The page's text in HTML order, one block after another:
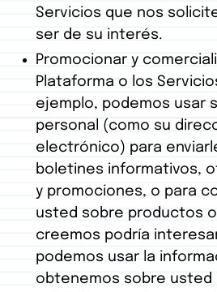
Servicios que nos
ser de su interés.
Promocionar y
Plataforma o los
ejemplo, podemos usar
personal (como su
electrónico) para
boletines informativos,
y promociones, o para
usted sobre productos
creemos podría
podemos usar la
obtenemos sobre usted